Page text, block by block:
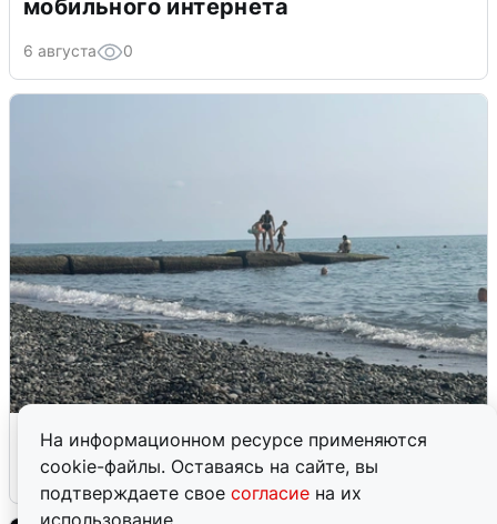
На информационном ресурсе применяются
cookie-файлы. Оставаясь на сайте, вы
подтверждаете свое согласие на их
использование.
мобильного интернета
6 августа 0
Сирены в Сочи: новая угроза БПЛА
6 августа 0